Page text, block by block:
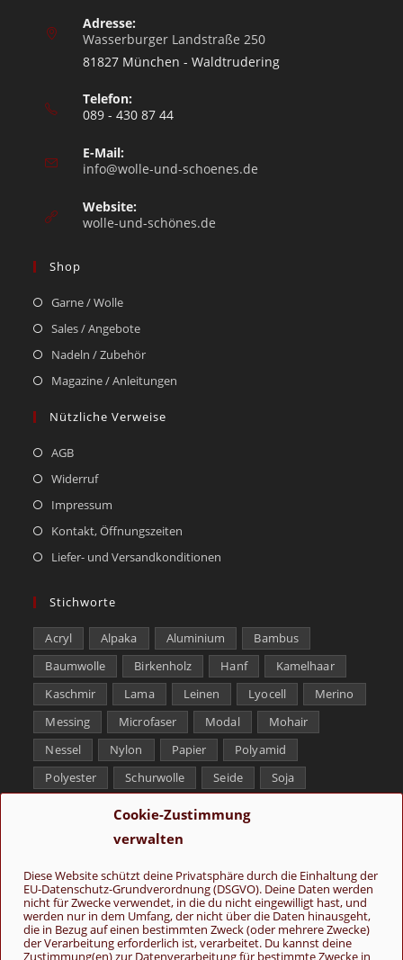
Cookie-Zustimmung
verwalten
Diese Website schützt deine Privatsphäre durch die Einhaltung der
EU-Datenschutz-Grundverordnung (DSGVO). Deine Daten werden
nicht für Zwecke verwendet, in die du nicht eingewilligt hast, und
werden nur in dem Umfang, der nicht über die Daten hinausgeht,
die in Bezug auf einen bestimmten Zweck (oder mehrere Zwecke)
der Verarbeitung erforderlich ist, verarbeitet. Du kannst deine
Zustimmung(en) zur Datenverarbeitung für bestimmte Zwecke in
Adresse:
Wasserburger Landstraße 250
81827 München - Waldtrudering
Telefon:
089 - 430 87 44
E-Mail:
info@wolle-und-schoenes.de
Website:
wolle-und-schönes.de
Shop
Garne / Wolle
Sales / Angebote
Nadeln / Zubehör
Magazine / Anleitungen
Nützliche Verweise
AGB
Widerruf
Impressum
Kontakt, Öffnungszeiten
Liefer- und Versandkonditionen
Stichworte
Acryl Alpaka Aluminium
Bambus
Baumwolle
Birkenholz Hanf
Kamelhaar
Kaschmir
Lama Leinen Lyocell
Merino
Messing
Microfaser Modal
Mohair
Nessel
Nylon Papier
Polyamid
Polyester
Schurwolle Seide
Soja
Tencel
Yak
Folge uns